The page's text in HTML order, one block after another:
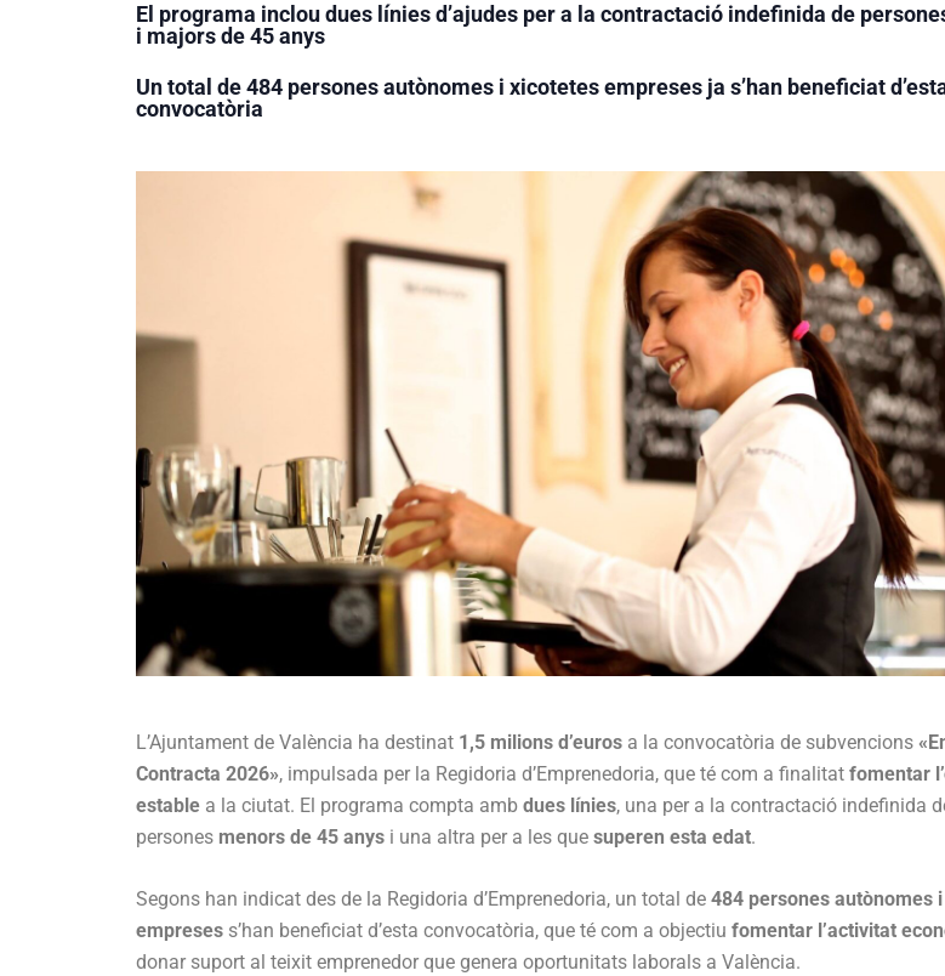
El programa inclou dues línies d’ajudes per a la contractació indefinida de
i majors de 45 anys
Un total de 484 persones autònomes i xicotetes empreses ja s’han beneficiat
convocatòria
L’Ajuntament de València ha destinat 1,5 milions d’euros a la convocatòria de subvencions
Contracta 2026», impulsada per la Regidoria d’Emprenedoria, que té com a finalitat fomentar
estable a la ciutat. El programa compta amb dues línies, una per a la contractació indefinida
persones menors de 45 anys i una altra per a les que superen esta edat.
Segons han indicat des de la Regidoria d’Emprenedoria, un total de 484 persones autònomes
empreses s’han beneficiat d’esta convocatòria, que té com a objectiu fomentar l’activitat
donar suport al teixit emprenedor que genera oportunitats laborals a València.